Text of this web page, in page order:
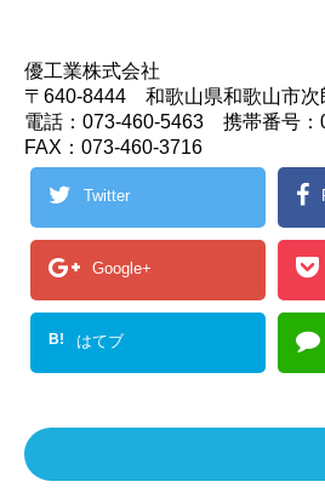
優工業株式会社
〒640-8444 和歌山県和歌山市次
電話：073-460-5463 携帯番号
FAX：073-460-3716
Twitter
Google+
B! はてブ